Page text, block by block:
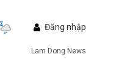
Đăng nhập
Lam Dong News